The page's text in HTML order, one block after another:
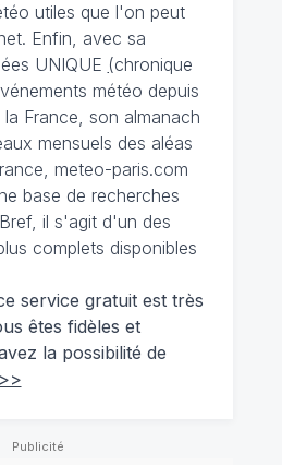
utiles que l'on peut
Enfin, avec sa
UNIQUE (chronique
météo depuis
France, son almanach
mensuels des aléas
meteo-paris.com
base de recherches
il s'agit d'un des
complets disponibles
service gratuit est très
êtes fidèles et
la possibilité de